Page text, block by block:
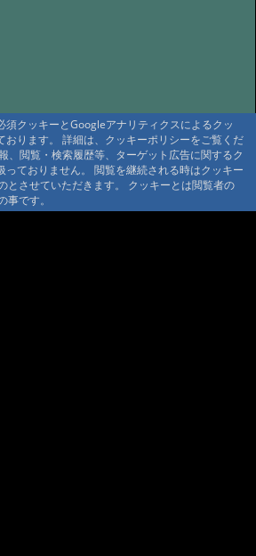
リシー
リシー
仮予約 利用規定
須クッキーとGoogleアナリティクスによるクッ
おります。 詳細は、クッキーポリシーをご覧くだ
、閲覧・検索履歴等、ターゲット広告に関するク
っておりません。 閲覧を継続される時はクッキー
とさせていただきます。 クッキーとは閲覧者の
です。